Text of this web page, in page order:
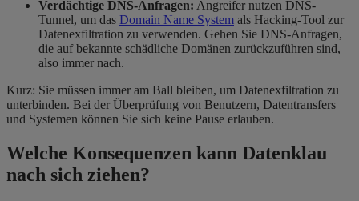
Verdächtige DNS-Anfragen: Angreifer nutzen DNS-
Tunnel, um das Domain Name System als Hacking-Tool zur
Datenexfiltration zu verwenden. Gehen Sie DNS-Anfragen,
die auf bekannte schädliche Domänen zurückzuführen sind,
also immer nach.
Kurz: Sie müssen immer am Ball bleiben, um Datenexfiltration zu
unterbinden. Bei der Überprüfung von Benutzern, Datentransfers
und Systemen können Sie sich keine Pause erlauben.
Welche Konsequenzen kann Datenklau
nach sich ziehen?